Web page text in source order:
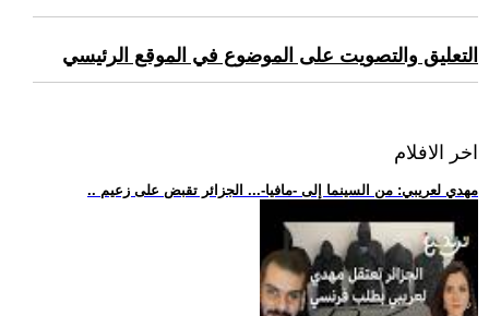
التعليق والتصويت على الموضوع في الموقع الرئيسي
اخر الافلام
.. مهدي لعريبي: من السينما إلى -مافيا-... الجزائر تقبض على زعيم